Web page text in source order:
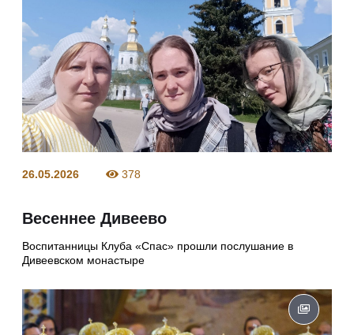
26.05.2026 378
Весеннее Дивеево
Воспитанницы Клуба «Спас» прошли послушание в
Дивеевском монастыре